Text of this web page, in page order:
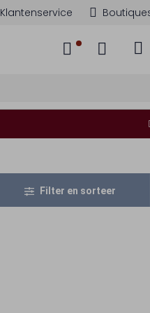
Klantenservice
Filter en sorteer